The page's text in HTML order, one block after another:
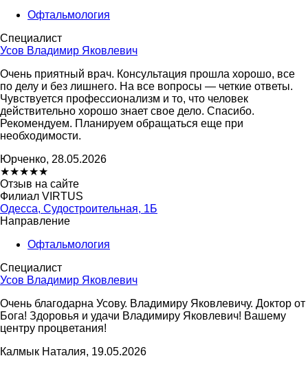
Офтальмология
Специалист
Усов Владимир Яковлевич
Очень приятный врач. Консультация прошла хорошо, все
по делу и без лишнего. На все вопросы — четкие ответы.
Чувствуется профессионализм и то, что человек
действительно хорошо знает свое дело. Спасибо.
Рекомендуем. Планируем обращаться еще при
необходимости.
Юрченко, 28.05.2026
★★★★★
Отзыв на сайте
Филиал VIRTUS
Одесса, Судостроительная, 1Б
Направление
Офтальмология
Специалист
Усов Владимир Яковлевич
Очень благодарна Усову. Владимиру Яковлевичу. Доктор от
Бога! Здоровья и удачи Владимиру Яковлевич! Вашему
центру процветания!
Калмык Наталия, 19.05.2026